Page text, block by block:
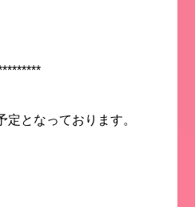
となっております。